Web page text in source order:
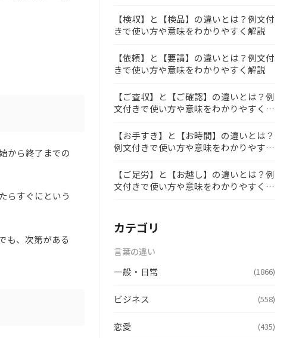
から終了までの
らすぐにという
も、次第がある
【検収】と【検品】の違いとは？例文付
きで使い方や意味をわかりやすく解説
【依頼】と【要請】の違いとは？例文付
きで使い方や意味をわかりやすく解説
【ご査収】と【ご確認】の違いとは？例
文付きで使い方や意味をわかりやすく解
【お手すき】と【お時間】の違いとは？
例文付きで使い方や意味をわかりやすく
【ご足労】と【お越し】の違いとは？例
文付きで使い方や意味をわかりやすく解
カテゴリ
言葉の違い
一般・日常 (1866)
ビジネス (558)
恋愛 (435)